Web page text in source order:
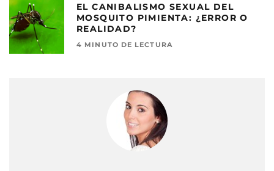
EL CANIBALISMO SEXUAL DEL
MOSQUITO PIMIENTA: ¿ERROR O
REALIDAD?
4 MINUTO DE LECTURA